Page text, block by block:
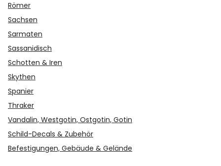
Römer
Sachsen
Sarmaten
Sassanidisch
Schotten & Iren
Skythen
Spanier
Thraker
Vandalin, Westgotin, Ostgotin, Gotin
Schild-Decals & Zubehör
Befestigungen, Gebäude & Gelände